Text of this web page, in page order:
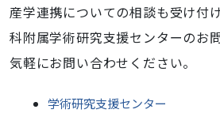
産学連携についての相談も受け付
科附属学術研究支援センターのお
気軽にお問い合わせください。
学術研究支援センター